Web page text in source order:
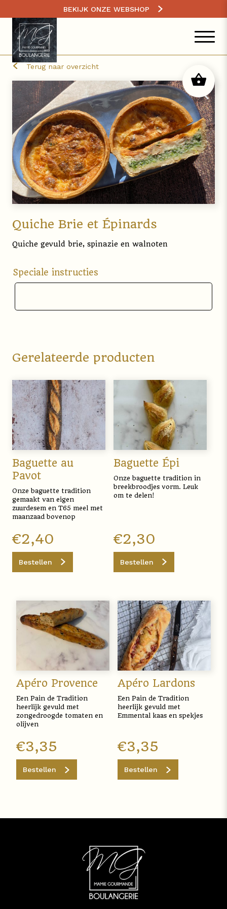
BEKIJK ONZE WEBSHOP
Terug naar overzicht
Quiche Brie et Épinards
Quiche gevuld brie, spinazie en walnoten
Speciale instructies
Gerelateerde producten
Baguette au
Pavot
Onze baguette tradition
gemaakt van eigen
zuurdesem en T65 meel met
maanzaad bovenop
€2,40
Bestellen
Baguette Épi
Onze baguette tradition in
breekbroodjes vorm. Leuk
om te delen!
€2,30
Bestellen
Apéro Provence
Een Pain de Tradition
heerlijk gevuld met
zongedroogde tomaten en
olijven
€3,35
Bestellen
Apéro Lardons
Een Pain de Tradition
heerlijk gevuld met
Emmental kaas en spekjes
€3,35
Bestellen